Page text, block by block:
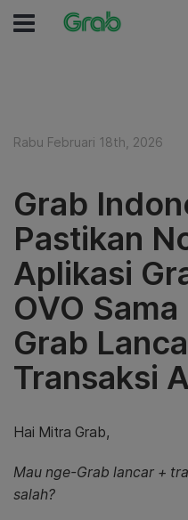
Rabu Februari 18th, 2026
Grab
Pastikan
Aplikasi
OVO
Grab
Transaksi
Hai Mitra Grab,
Mau nge-Grab lancar +
salah?